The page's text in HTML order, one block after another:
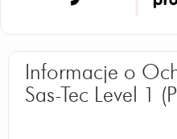
Informacje o
Sas-Tec Level 1